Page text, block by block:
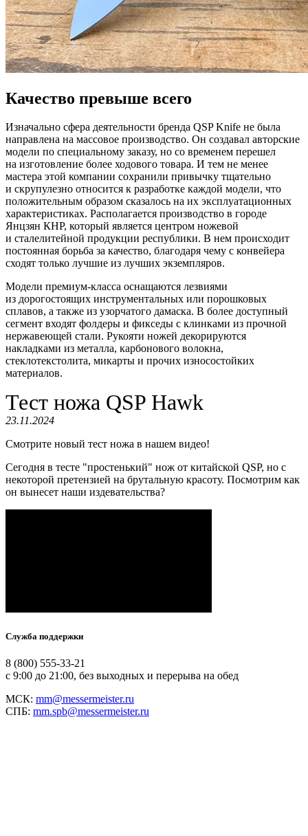
Качество превыше всего
Изначально сфера деятельности бренда QSP Knife не была
направлена на массовое производство. Он создавал авторские
модели по специальному заказу, но со временем перешел
на изготовление более ходового товара. И тем не менее
мастера этой компании сохранили привычку тщательно
и скрупулезно относится к разработке каждой модели, что
положительным образом сказалось на их эксплуатационных
характеристиках. Располагается производство в городе
Янцзян КНР, который является центром ножевой
и сталелитейной продукции республики. В нем происходит
постоянная борьба за качество, благодаря чему с конвейера
сходят только лучшие из лучших экземпляров.
Модели премиум-класса оснащаются лезвиями
из дорогостоящих инструментальных или порошковых
сплавов, а также из узорчатого дамаска. В более доступный
сегмент входят фолдеры и фикседы с клинками из прочной
нержавеющей стали. Рукояти ножей декорируются
накладками из металла, карбонового волокна,
стеклотекстолита, микарты и прочих износостойких
материалов.
Тест ножа QSP Hawk
23.11.2024
Смотрите новый тест ножа в нашем видео!
Сегодня в тесте "простенький" нож от китайской QSP, но с
некоторой претензией на брутальную красоту. Посмотрим как
он вынесет наши издевательства?
Служба поддержки
8 (800) 555-33-21
с 9:00 до 21:00, без выходных и перерыва на обед
МСК: mm@messermeister.ru
СПБ: mm.spb@messermeister.ru